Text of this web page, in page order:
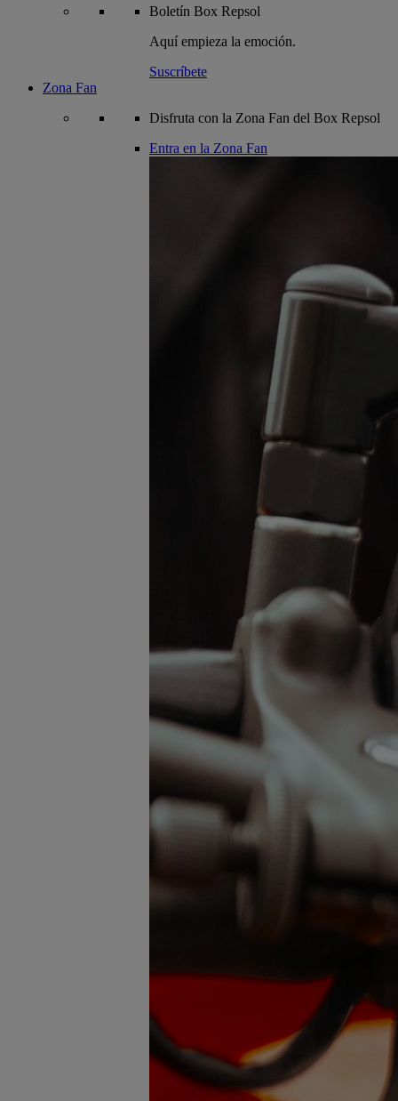
Boletín Box Repsol
Aquí empieza la emoción.
Suscríbete
Zona Fan
Disfruta con la Zona Fan del Box Repsol
Entra en la Zona Fan